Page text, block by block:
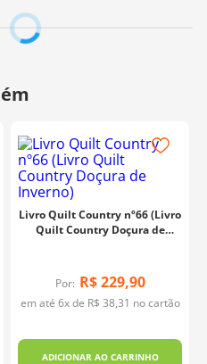
Livro Quilt Country nº66 (Livro
Quilt Country Doçura de
Por: R$ 229,90
em até 6x de R$ 38,31 no cartão
ADICIONAR AO CARRINHO